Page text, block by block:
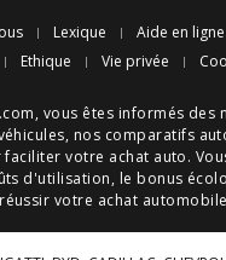
Lexique Aide en ligne
Ethique Vie privée
vous êtes informés des
, nos comparatifs
faciliter votre achat auto.
d'utilisation, le bonus
votre achat automobile